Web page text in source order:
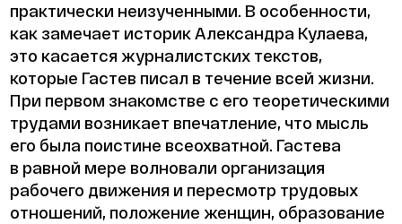
практически неизученными. В особенности,
как замечает историк Александра Кулаева,
это касается журналистских текстов,
которые Гастев писал в течение всей жизни.
При первом знакомстве с его теоретическими
трудами возникает впечатление, что мысль
его была поистине всеохватной. Гастева
в равной мере волновали организация
рабочего движения и пересмотр трудовых
отношений, положение женщин, образование